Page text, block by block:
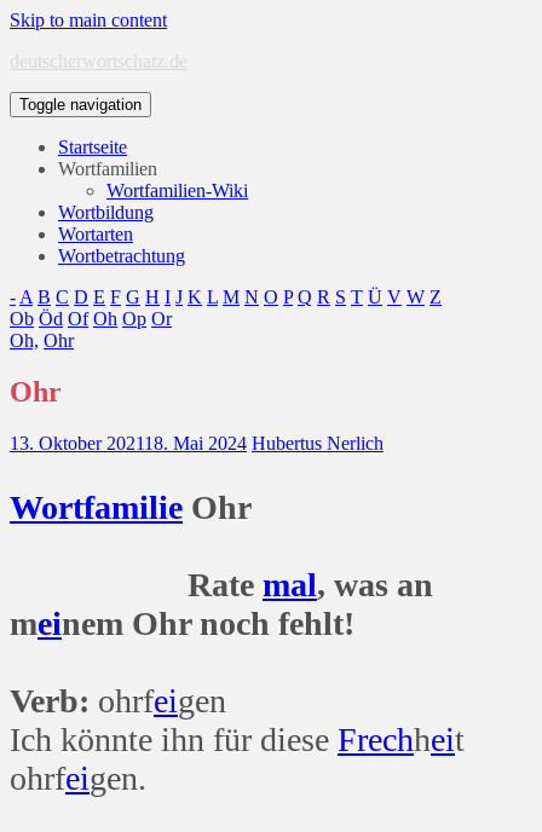
Skip to main content
deutscherwortschatz.de
Toggle navigation
Startseite
Wortfamilien
Wortfamilien-Wiki
Wortbildung
Wortarten
Wortbetrachtung
- A B C D E F G H I J K L M N O P Q R S T Ü V W Z
Ob Öd Of Oh Op Or
Oh, Ohr
Ohr
13. Oktober 202118. Mai 2024 Hubertus Nerlich
Wortfamilie Ohr
Rate mal, was an
meinem Ohr noch fehlt!
Verb: ohrfeigen
Ich könnte ihn für diese Frechheit
ohrfeigen.